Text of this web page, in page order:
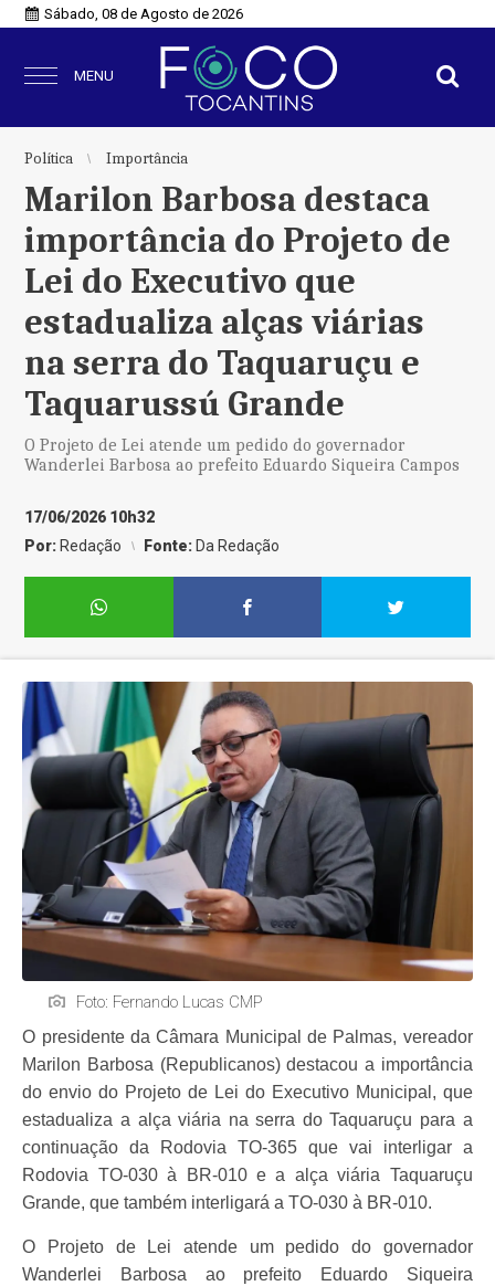
Sábado, 08 de Agosto de 2026
MENU
Política Importância
Marilon Barbosa destaca
importância do Projeto de
Lei do Executivo que
estadualiza alças viárias
na serra do Taquaruçu e
Taquarussú Grande
O Projeto de Lei atende um pedido do governador
Wanderlei Barbosa ao prefeito Eduardo Siqueira Campos
17/06/2026 10h32
Por: Redação Fonte: Da Redação
Foto: Fernando Lucas CMP
O presidente da Câmara Municipal de Palmas, vereador
Marilon Barbosa (Republicanos) destacou a importância
do envio do Projeto de Lei do Executivo Municipal, que
estadualiza a alça viária na serra do Taquaruçu para a
continuação da Rodovia TO-365 que vai interligar a
Rodovia TO-030 à BR-010 e a alça viária Taquaruçu
Grande, que também interligará a TO-030 à BR-010.
O Projeto de Lei atende um pedido do governador
Wanderlei Barbosa ao prefeito Eduardo Siqueira